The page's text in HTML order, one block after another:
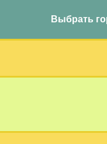
Выбрать